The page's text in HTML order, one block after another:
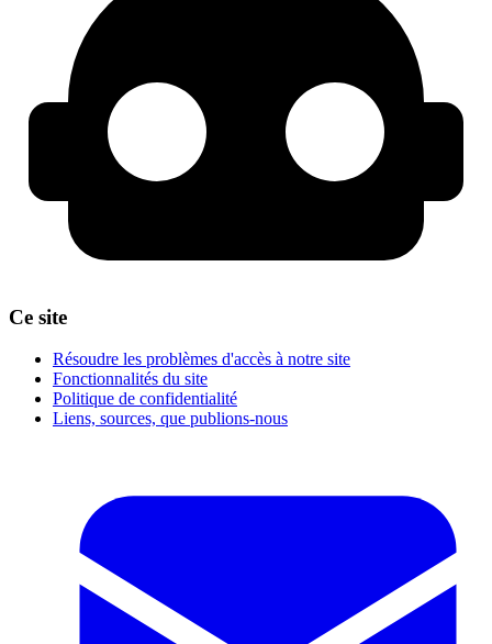
Ce site
Résoudre les problèmes d'accès à notre site
Fonctionnalités du site
Politique de confidentialité
Liens, sources, que publions-nous